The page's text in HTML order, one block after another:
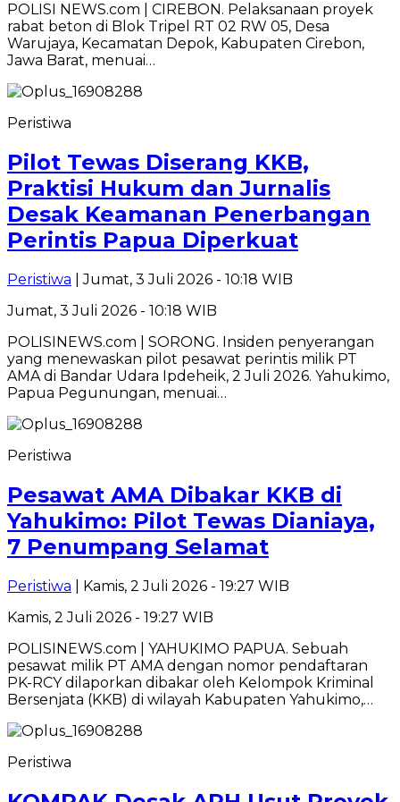
POLISI NEWS.com | CIREBON. Pelaksanaan proyek
rabat beton di Blok Tripel RT 02 RW 05, Desa
Warujaya, Kecamatan Depok, Kabupaten Cirebon,
Jawa Barat, menuai…
Peristiwa
Pilot Tewas Diserang KKB,
Praktisi Hukum dan Jurnalis
Desak Keamanan Penerbangan
Perintis Papua Diperkuat
Peristiwa | Jumat, 3 Juli 2026 - 10:18 WIB
Jumat, 3 Juli 2026 - 10:18 WIB
POLISINEWS.com | SORONG. Insiden penyerangan
yang menewaskan pilot pesawat perintis milik PT
AMA di Bandar Udara Ipdeheik, 2 Juli 2026. Yahukimo,
Papua Pegunungan, menuai…
Peristiwa
Pesawat AMA Dibakar KKB di
Yahukimo: Pilot Tewas Dianiaya,
7 Penumpang Selamat
Peristiwa | Kamis, 2 Juli 2026 - 19:27 WIB
Kamis, 2 Juli 2026 - 19:27 WIB
POLISINEWS.com | YAHUKIMO PAPUA. Sebuah
pesawat milik PT AMA dengan nomor pendaftaran
PK-RCY dilaporkan dibakar oleh Kelompok Kriminal
Bersenjata (KKB) di wilayah Kabupaten Yahukimo,…
Peristiwa